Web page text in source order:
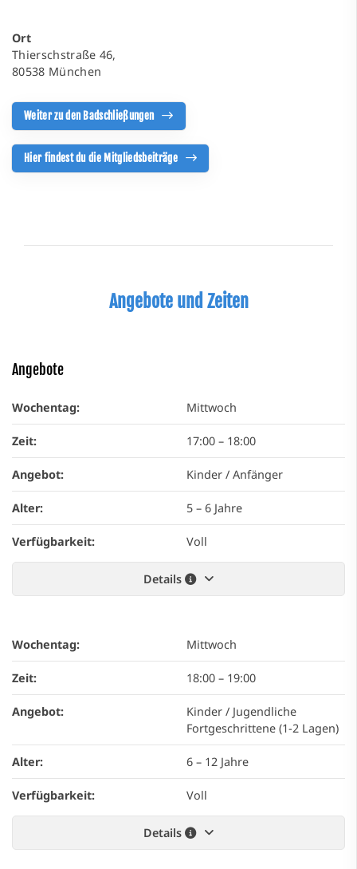
Ort
Thierschstraße 46,
80538 München
Weiter zu den Badschließungen
Hier findest du die Mitgliedsbeiträge
Angebote und Zeiten
Angebote
Wochentag: Mittwoch
Zeit: 17:00 – 18:00
Angebot: Kinder / Anfänger
Alter: 5 – 6 Jahre
Verfügbarkeit: Voll
Details
Wochentag: Mittwoch
Zeit: 18:00 – 19:00
Angebot:
Kinder / Jugendliche
Fortgeschrittene (1-2 Lagen)
Alter: 6 – 12 Jahre
Verfügbarkeit: Voll
Details